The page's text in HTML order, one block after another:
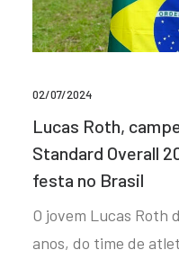
02/07/2024
Lucas Roth,
Standard Overall
festa no Brasil
O jovem Lucas Roth
anos, do time de